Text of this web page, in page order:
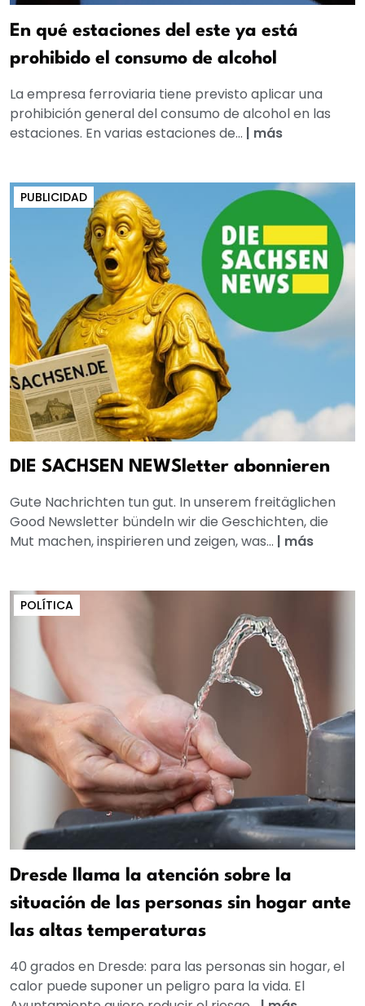
En qué estaciones del este ya está
prohibido el consumo de alcohol
La empresa ferroviaria tiene previsto aplicar una
prohibición general del consumo de alcohol en las
estaciones. En varias estaciones de... | más
PUBLICIDAD
DIE SACHSEN NEWSletter abonnieren
Gute Nachrichten tun gut. In unserem freitäglichen
Good Newsletter bündeln wir die Geschichten, die
Mut machen, inspirieren und zeigen, was... | más
POLÍTICA
Dresde llama la atención sobre la
situación de las personas sin hogar ante
las altas temperaturas
40 grados en Dresde: para las personas sin hogar, el
calor puede suponer un peligro para la vida. El